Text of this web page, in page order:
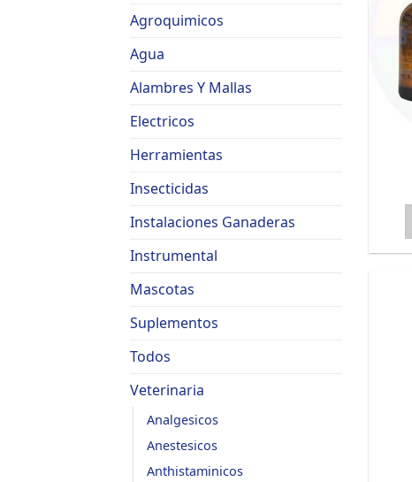
Agroquimicos
Agua
Alambres Y Mallas
Electricos
Herramientas
Insecticidas
Instalaciones Ganaderas
Instrumental
Mascotas
Suplementos
Todos
Veterinaria
Analgesicos
Anestesicos
Anthistaminicos